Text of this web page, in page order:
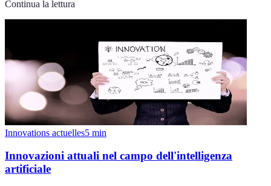
Continua la lettura
Innovations actuelles5 min
Innovazioni attuali nel campo dell'intelligenza
artificiale